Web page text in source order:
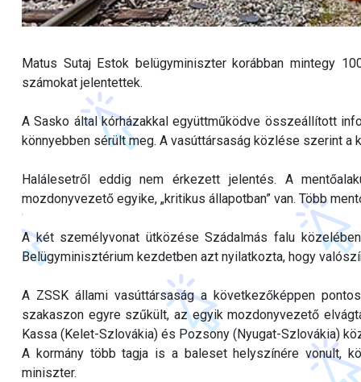
Matus Sutaj Estok belügyminiszter korábban mintegy
számokat jelentettek.
A Sasko által kórházakkal együttműködve összeállított
könnyebben sérült meg. A vasúttársaság közlése szerint
Halálesetről eddig nem érkezett jelentés. A
mozdonyvezető egyike, „kritikus állapotban” van. Több
A két személyvonat ütközése Szádalmás falu
Belügyminisztérium kezdetben azt nyilatkozta, hogy
A ZSSK állami vasúttársaság a következőképpen
szakaszon egyre szűkült, az egyik mozdonyvezető
Kassa (Kelet-Szlovákia) és Pozsony (Nyugat-Szlovákia)
A kormány több tagja is a baleset helyszínére vonult,
miniszter.